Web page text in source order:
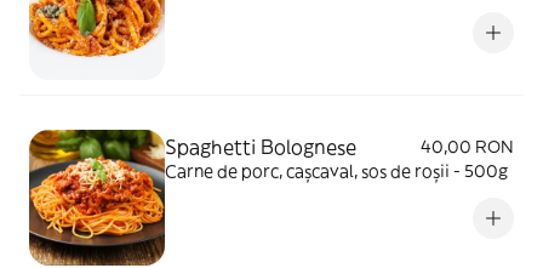
Spaghetti Bolognese
40,00 RON
Carne de porc, cașcaval, sos de roșii - 500g